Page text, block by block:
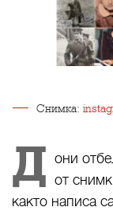
Снимка:
Д они
от
както написа